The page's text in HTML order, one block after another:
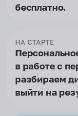
бесплатно.
НА СТАРТЕ
в работе с
разбираем
выйти на